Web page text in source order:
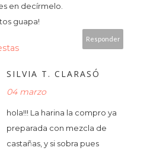
en decírmelo.
guapa!
Responder
SILVIA T. CLARASÓ
04 marzo
hola!!! La harina la compro ya
preparada con mezcla de
castañas, y si sobra pues